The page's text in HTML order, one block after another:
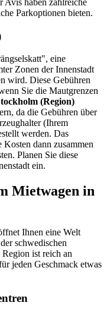
Avis haben zahlreiche
Parkoptionen bieten.
eine
Zonen der Innenstadt
wird. Diese Gebühren
Sie die Mautgrenzen
(Region)
da die Gebühren über
(Ihrem
werden. Das
dann zusammen
Planen Sie diese
ein.
Mietwagen in
Ihnen eine Welt
schwedischen
ist reich an
jeden Geschmack etwas